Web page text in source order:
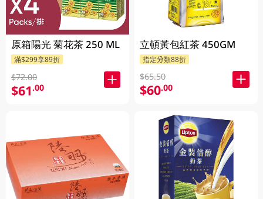
原箱陽光 菊花茶 250 ML
滿$299享89折
$72.00
$61.00
立頓黃包紅茶 450GM
指定分類88折
$65.50
$60.00